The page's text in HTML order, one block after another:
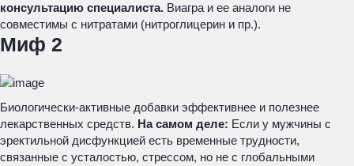
консультацию специалиста. Виагра и ее аналоги не
совместимы с нитратами (нитроглицерин и пр.).
Миф 2
Биологически-активные добавки эффективнее и полезнее
лекарственных средств. На самом деле: Если у мужчины с
эректильной дисфункцией есть временные трудности,
связанные с усталостью, стрессом, но не с глобальными